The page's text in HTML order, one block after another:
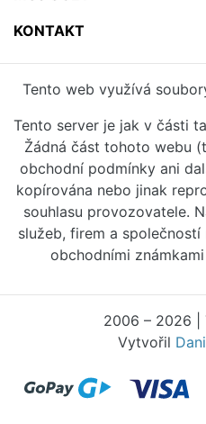
KONTAKT
Tento web využívá
Tento server je jak v části
Žádná část tohoto webu
obchodní podmínky ani
kopírována nebo jinak
souhlasu provozovatele.
služeb, firem a
obchodními
2006 – 2026 |
Vytvořil